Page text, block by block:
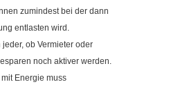
zumindest bei der dann
entlasten wird.
ob Vermieter oder
noch aktiver werden.
Energie muss